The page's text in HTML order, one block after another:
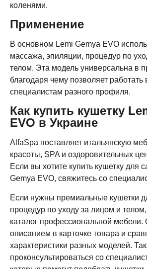
коленями.
Применение
В основном Lemi Gemya EVO
массажа, эпиляции, процедур по
телом. Эта модель универсальна в
благодаря чему позволяет
специалистам разного профиля.
Как купить кушетку
EVO в Украине
AlfaSpa поставляет итальянскую
красоты, SPA и оздоровительных
Если вы хотите купить кушетку для
Gemya EVO, свяжитесь со
Если нужны премиальные кушетки
процедур по уходу за лицом и
каталог профессиональной мебели.
описанием в карточке товара и
характеристики разных моделей.
проконсультироваться со